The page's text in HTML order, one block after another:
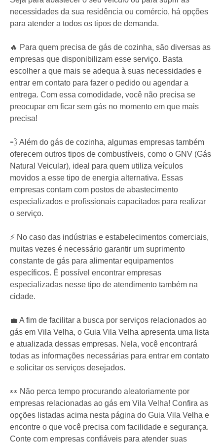
necessidades da sua residência ou comércio, há opções
para atender a todos os tipos de demanda.
🔥 Para quem precisa de gás de cozinha, são diversas as
empresas que disponibilizam esse serviço. Basta
escolher a que mais se adequa à suas necessidades e
entrar em contato para fazer o pedido ou agendar a
entrega. Com essa comodidade, você não precisa se
preocupar em ficar sem gás no momento em que mais
precisa!
💨 Além do gás de cozinha, algumas empresas também
oferecem outros tipos de combustíveis, como o GNV (Gás
Natural Veicular), ideal para quem utiliza veículos
movidos a esse tipo de energia alternativa. Essas
empresas contam com postos de abastecimento
especializados e profissionais capacitados para realizar
o serviço.
⚡ No caso das indústrias e estabelecimentos comerciais,
muitas vezes é necessário garantir um suprimento
constante de gás para alimentar equipamentos
específicos. É possível encontrar empresas
especializadas nesse tipo de atendimento também na
cidade.
💼 A fim de facilitar a busca por serviços relacionados ao
gás em Vila Velha, o Guia Vila Velha apresenta uma lista
e atualizada dessas empresas. Nela, você encontrará
todas as informações necessárias para entrar em contato
e solicitar os serviços desejados.
👀 Não perca tempo procurando aleatoriamente por
empresas relacionadas ao gás em Vila Velha! Confira as
opções listadas acima nesta página do Guia Vila Velha e
encontre o que você precisa com facilidade e segurança.
Conte com empresas confiáveis para atender suas